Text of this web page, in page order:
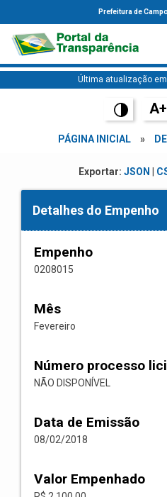
Prefeitura de
Última atualização
A+
PÁGINA INICIAL »
Exportar: JSON
Detalhes do Empenho
Empenho
0208015
Mês
Fevereiro
Número processo
NÃO DISPONÍVEL
Data de Emissão
08/02/2018
Valor Empenhado